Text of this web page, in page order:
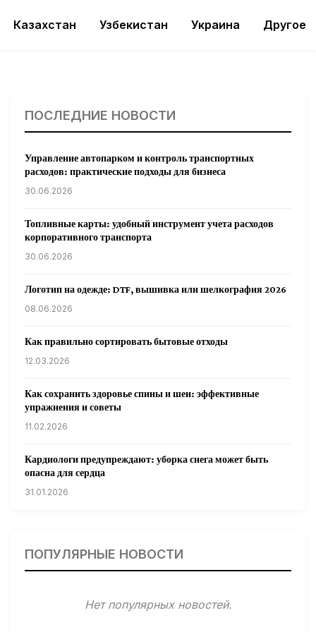
Казахстан Узбекистан Украина Другое
ПОСЛЕДНИЕ НОВОСТИ
Управление автопарком и контроль транспортных
расходов: практические подходы для бизнеса
30.06.2026
Топливные карты: удобный инструмент учета расходов
корпоративного транспорта
30.06.2026
Логотип на одежде: DTF, вышивка или шелкография 2026
08.06.2026
Как правильно сортировать бытовые отходы
12.03.2026
Как сохранить здоровье спины и шеи: эффективные
упражнения и советы
11.02.2026
Кардиологи предупреждают: уборка снега может быть
опасна для сердца
31.01.2026
31.01.2026
мобильных телефонов на здоровье
ПОПУЛЯРНЫЕ НОВОСТИ
Нет популярных новостей.